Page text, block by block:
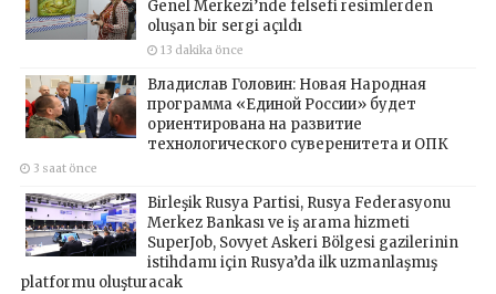
Genel Merkezi’nde felsefi resimlerden
oluşan bir sergi açıldı
13 dakika önce
Владислав Головин: Новая Народная
программа «Единой России» будет
ориентирована на развитие
технологического суверенитета и ОПК
3 saat önce
Birleşik Rusya Partisi, Rusya Federasyonu
Merkez Bankası ve iş arama hizmeti
SuperJob, Sovyet Askeri Bölgesi gazilerinin
istihdamı için Rusya’da ilk uzmanlaşmış
platformu oluşturacak